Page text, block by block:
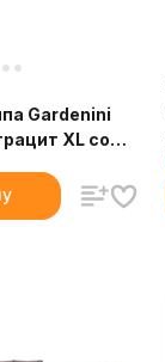
Gardenini
XL со